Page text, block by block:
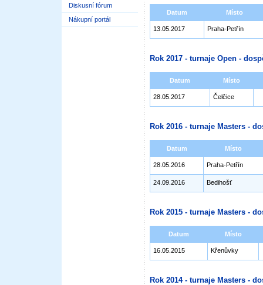
Diskusní fórum
Nákupní portál
Datum Místo
13.05.2017 Praha-Petřín
Rok 2017 - turnaje Open -
Datum Místo
28.05.2017 Čelčice
Rok 2016 - turnaje Masters -
Datum Místo
28.05.2016 Praha-Petřín
24.09.2016 Bedihošť
Rok 2015 - turnaje Masters -
Datum Místo
16.05.2015 Křenůvky
Rok 2014 - turnaje Masters -